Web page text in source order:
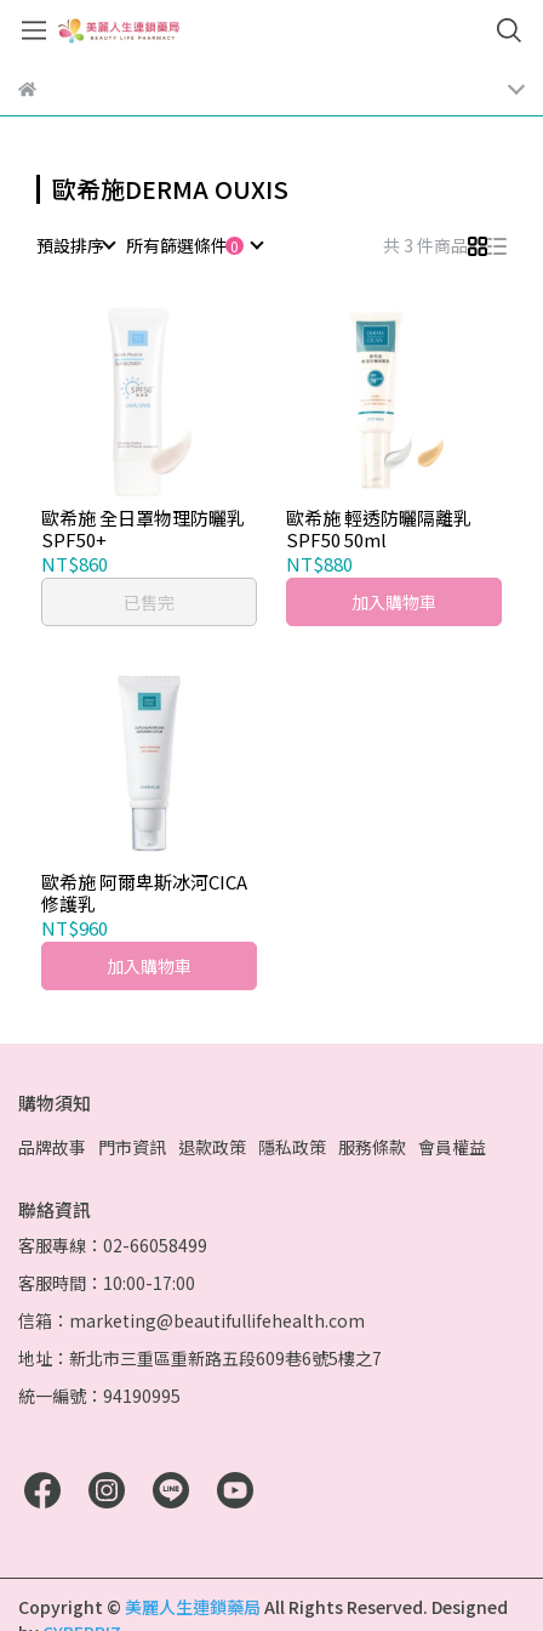
歐希施DERMA OUXIS
預設排序 所有篩選條件 共 3 件商品
歐希施 全日罩物理防曬乳
SPF50+
NT$860
已售完
歐希施 輕透防曬隔離乳
SPF50 50ml
NT$880
加入購物車
歐希施 阿爾卑斯冰河CICA
修護乳
NT$960
加入購物車
購物須知
品牌故事 門市資訊 退款政策 隱私政策 服務條款 會員權益
聯絡資訊
客服專線：02-66058499
客服時間：10:00-17:00
信箱：marketing@beautifullifehealth.com
地址：新北市三重區重新路五段609巷6號5樓之7
統一編號：94190995
Copyright © 美麗人生連鎖藥局 All Rights Reserved. Designed